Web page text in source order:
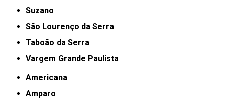
Suzano
São Lourenço da Serra
Taboão da Serra
Vargem Grande Paulista
Americana
Amparo